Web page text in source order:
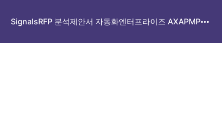
SignalsRFP 분석제안서 자동화엔터프라이즈 AXAPMP